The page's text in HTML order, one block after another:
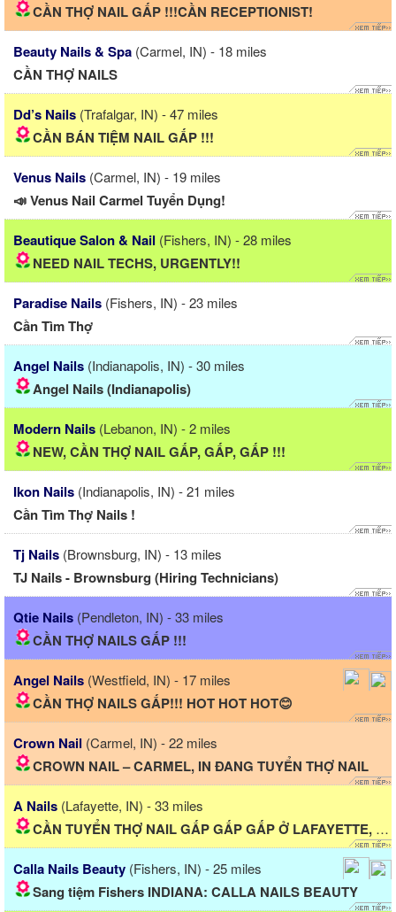
CẦN THỢ NAIL GẤP !!!CẦN RECEPTIONIST!
Beauty Nails & Spa (Carmel, IN) - 18 miles
CẦN THỢ NAILS
Dd’s Nails (Trafalgar, IN) - 47 miles
CẦN BÁN TIỆM NAIL GẤP !!!
Venus Nails (Carmel, IN) - 19 miles
📣 Venus Nail Carmel Tuyển Dụng!
Beautique Salon & Nail (Fishers, IN) - 28 miles
NEED NAIL TECHS, URGENTLY!!
Paradise Nails (Fishers, IN) - 23 miles
Cần Tìm Thợ
Angel Nails (Indianapolis, IN) - 30 miles
Angel Nails (Indianapolis)
Modern Nails (Lebanon, IN) - 2 miles
NEW, CẦN THỢ NAIL GẤP, GẤP, GẤP !!!
Ikon Nails (Indianapolis, IN) - 21 miles
Cần Tìm Thợ Nails !
Tj Nails (Brownsburg, IN) - 13 miles
TJ Nails - Brownsburg (Hiring Technicians)
Qtie Nails (Pendleton, IN) - 33 miles
CẦN THỢ NAILS GẤP !!!
Angel Nails (Westfield, IN) - 17 miles
CẦN THỢ NAILS GẤP!!! HOT HOT HOT😊
Crown Nail (Carmel, IN) - 22 miles
CROWN NAIL – CARMEL, IN ĐANG TUYỂN THỢ NAIL
A Nails (Lafayette, IN) - 33 miles
CẦN TUYỂN THỢ NAIL GẤP GẤP GẤP Ở LAFAYETTE, IN!
Calla Nails Beauty (Fishers, IN) - 25 miles
Sang tiệm Fishers INDIANA: CALLA NAILS BEAUTY